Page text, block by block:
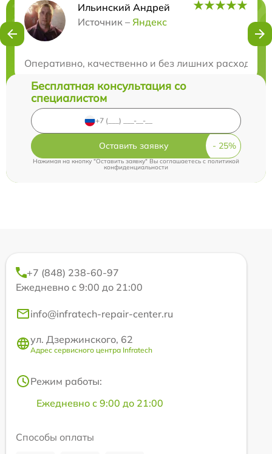
Ильинский Андрей
Источник – Яндекс
Оперативно, качественно и без лишних расходов.
Нужна консультация?
Бесплатная консультация со
специалистом
Оставить заявку
Нажимая на кнопку "Оставить заявку" Вы соглашаетесь cполитикой
конфиденциальности
+7 (848) 238-60-97
Ежедневно с 9:00 до 21:00
info@infratech-repair-center.ru
ул. Дзержинского, 62
Адрес сервисного центра Infratech
Режим работы:
Ежедневно с 9:00 до 21:00
Способы оплаты